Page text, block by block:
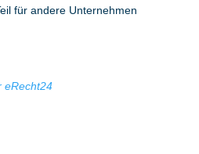
für andere Unternehmen
eRecht24